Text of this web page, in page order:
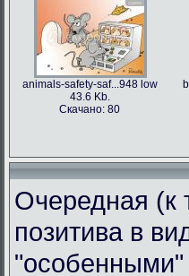
animals-safety-saf...948 low
43.6 Kb.
Скачано: 80
Очередная (к
позитива в
"особенными"